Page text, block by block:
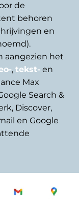
de
behoren
en
aangezien het
, tekst-
Max
Search &
Discover,
en Google